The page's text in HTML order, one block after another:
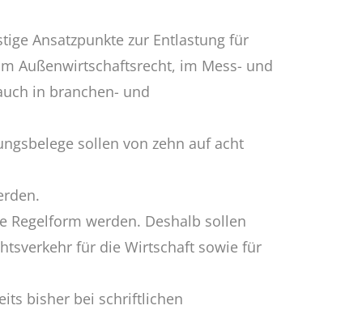
Ansatzpunkte zur Entlastung für
Außenwirtschaftsrecht, im Mess- und
in branchen- und
sollen von zehn auf acht
Regelform werden. Deshalb sollen
für die Wirtschaft sowie für
bisher bei schriftlichen